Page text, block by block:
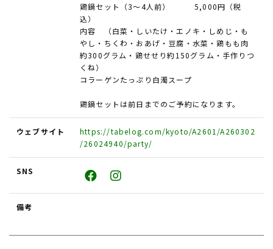
鶏鍋セット（3～4人前） 5,000円（税
込）
内容 （白菜・しいたけ・エノキ・しめじ・も
やし・ちくわ・おあげ・豆腐・水菜・鶏もも肉
約300グラム・鶏せせり約150グラム・手作りつ
くね）
コラーゲンたっぷり白濁スープ
鶏鍋セットは前日までのご予約になります。
ウェブサイト
https://tabelog.com/kyoto/A2601/A260302
/26024940/party/
SNS
備考